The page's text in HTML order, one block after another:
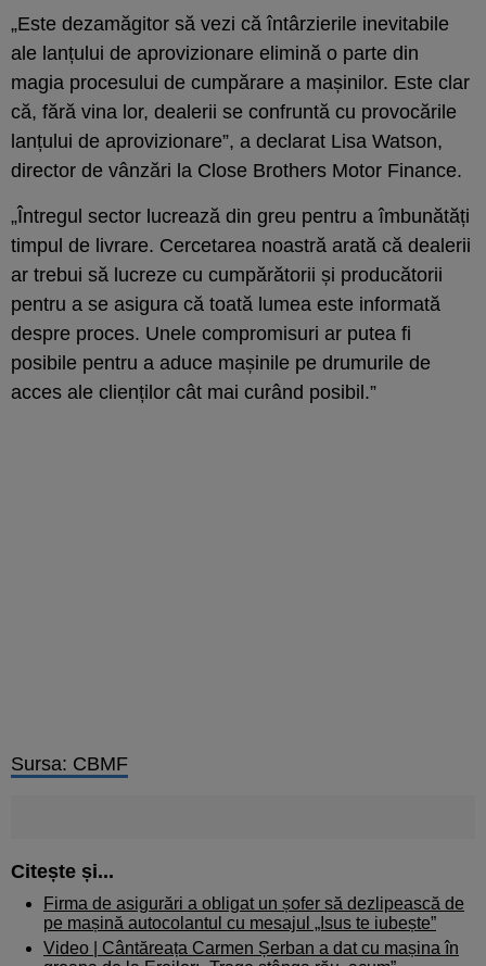
„Este dezamăgitor să vezi că întârzierile inevitabile
ale lanțului de aprovizionare elimină o parte din
magia procesului de cumpărare a mașinilor. Este clar
că, fără vina lor, dealerii se confruntă cu provocările
lanțului de aprovizionare”, a declarat Lisa Watson,
director de vânzări la Close Brothers Motor Finance.
„Întregul sector lucrează din greu pentru a îmbunătăți
timpul de livrare. Cercetarea noastră arată că dealerii
ar trebui să lucreze cu cumpărătorii și producătorii
pentru a se asigura că toată lumea este informată
despre proces. Unele compromisuri ar putea fi
posibile pentru a aduce mașinile pe drumurile de
acces ale clienților cât mai curând posibil.”
Sursa: CBMF
Citește și...
Firma de asigurări a obligat un șofer să dezlipească de
pe mașină autocolantul cu mesajul „Isus te iubește”
Video | Cântăreața Carmen Șerban a dat cu mașina în